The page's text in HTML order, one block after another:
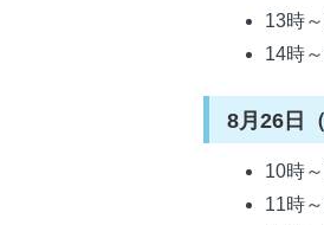
13時
14時
8月26日
10時
11時